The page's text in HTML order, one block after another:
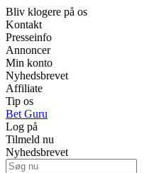
Bliv klogere på os
Kontakt
Presseinfo
Annoncer
Min konto
Nyhedsbrevet
Affiliate
Tip os
Bet Guru
Log på
Tilmeld nu
Nyhedsbrevet